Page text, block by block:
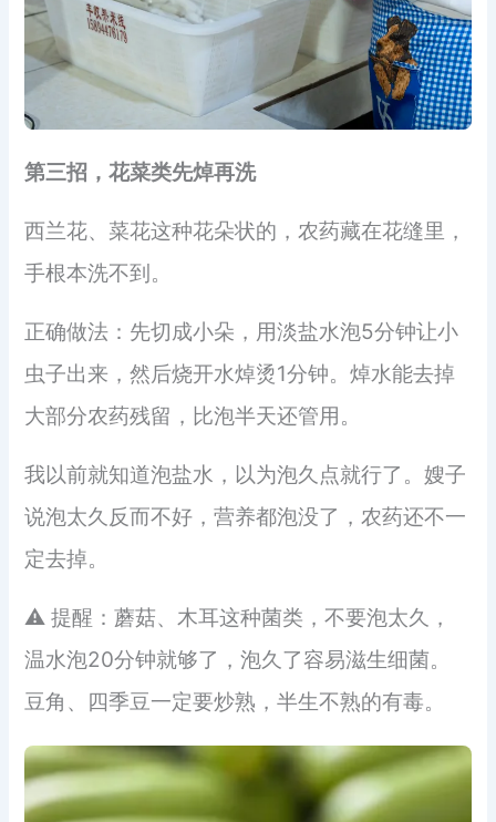
第三招，花菜类先焯再洗
西兰花、菜花这种花朵状的，农药藏在花缝里，
手根本洗不到。
正确做法：先切成小朵，用淡盐水泡5分钟让小
虫子出来，然后烧开水焯烫1分钟。焯水能去掉
大部分农药残留，比泡半天还管用。
我以前就知道泡盐水，以为泡久点就行了。嫂子
说泡太久反而不好，营养都泡没了，农药还不一
定去掉。
⚠️ 提醒：蘑菇、木耳这种菌类，不要泡太久，
温水泡20分钟就够了，泡久了容易滋生细菌。
豆角、四季豆一定要炒熟，半生不熟的有毒。